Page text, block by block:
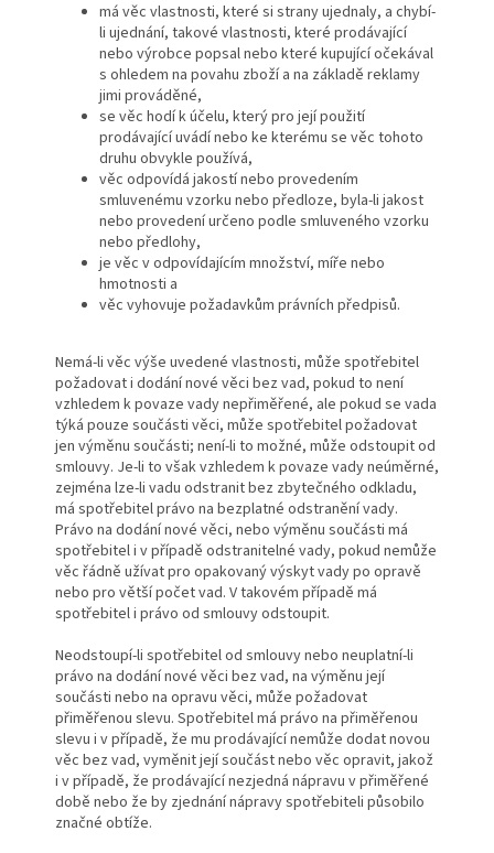
má věc vlastnosti, které si strany ujednaly, a chybí-
li ujednání, takové vlastnosti, které prodávající
nebo výrobce popsal nebo které kupující očekával
s ohledem na povahu zboží a na základě reklamy
jimi prováděné,
se věc hodí k účelu, který pro její použití
prodávající uvádí nebo ke kterému se věc tohoto
druhu obvykle používá,
věc odpovídá jakostí nebo provedením
smluvenému vzorku nebo předloze, byla-li jakost
nebo provedení určeno podle smluveného vzorku
nebo předlohy,
je věc v odpovídajícím množství, míře nebo
hmotnosti a
věc vyhovuje požadavkům právních předpisů.
Nemá-li věc výše uvedené vlastnosti, může spotřebitel
požadovat i dodání nové věci bez vad, pokud to není
vzhledem k povaze vady nepřiměřené, ale pokud se vada
týká pouze součásti věci, může spotřebitel požadovat
jen výměnu součásti; není-li to možné, může odstoupit od
smlouvy. Je-li to však vzhledem k povaze vady neúměrné,
zejména lze-li vadu odstranit bez zbytečného odkladu,
má spotřebitel právo na bezplatné odstranění vady.
Právo na dodání nové věci, nebo výměnu součásti má
spotřebitel i v případě odstranitelné vady, pokud nemůže
věc řádně užívat pro opakovaný výskyt vady po opravě
nebo pro větší počet vad. V takovém případě má
spotřebitel i právo od smlouvy odstoupit.
Neodstoupí-li spotřebitel od smlouvy nebo neuplatní-li
právo na dodání nové věci bez vad, na výměnu její
součásti nebo na opravu věci, může požadovat
přiměřenou slevu. Spotřebitel má právo na přiměřenou
slevu i v případě, že mu prodávající nemůže dodat novou
věc bez vad, vyměnit její součást nebo věc opravit, jakož
i v případě, že prodávající nezjedná nápravu v přiměřené
době nebo že by zjednání nápravy spotřebiteli působilo
značné obtíže.